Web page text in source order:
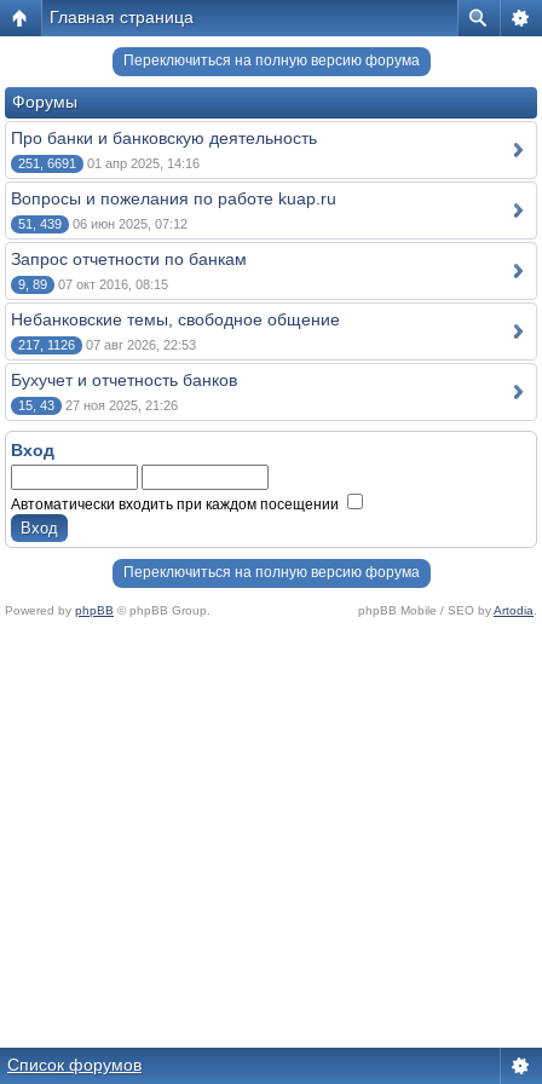
Главная страница
Переключиться на полную версию форума
Форумы
Про банки и банковскую деятельность
251, 6691 01 апр 2025, 14:16
Вопросы и пожелания по работе kuap.ru
51, 439 06 июн 2025, 07:12
Запрос отчетности по банкам
9, 89 07 окт 2016, 08:15
Небанковские темы, свободное общение
217, 1126 07 авг 2026, 22:53
Бухучет и отчетность банков
15, 43 27 ноя 2025, 21:26
Вход
Автоматически входить при каждом посещении
Переключиться на полную версию форума
Powered by phpBB © phpBB Group. phpBB Mobile / SEO byArtodia
Список форумов